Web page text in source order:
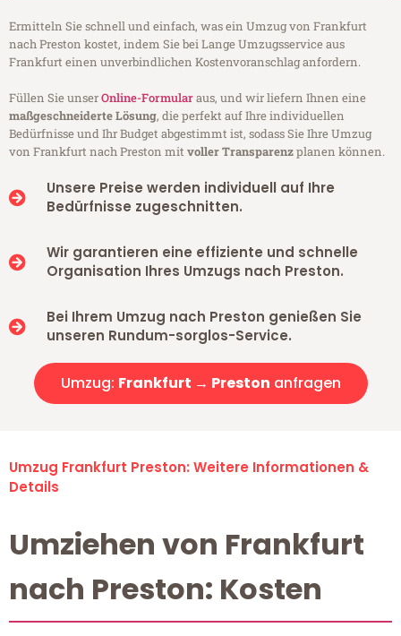
Ermitteln Sie schnell und einfach, was ein Umzug von Frankfurt
nach Preston kostet, indem Sie bei Lange Umzugsservice aus
Frankfurt einen unverbindlichen Kostenvoranschlag anfordern.
Füllen Sie unserOnline-Formularaus, und wir liefern Ihnen eine
maßgeschneiderte Lösung, die perfekt auf Ihre individuellen
Bedürfnisse und Ihr Budget abgestimmt ist, sodass Sie Ihre Umzug
von Frankfurt nach Preston mitvoller Transparenzplanen können.
Unsere Preise werden individuell auf Ihre
Bedürfnisse zugeschnitten.
Wir garantieren eine effiziente und schnelle
Organisation Ihres Umzugs nach Preston.
Bei Ihrem Umzug nach Preston genießen Sie
unseren Rundum-sorglos-Service.
Umzug: Frankfurt → Preston anfragen
Umzug Frankfurt Preston: Weitere Informationen &
Details
Umziehen von Frankfurt
nach Preston: Kosten